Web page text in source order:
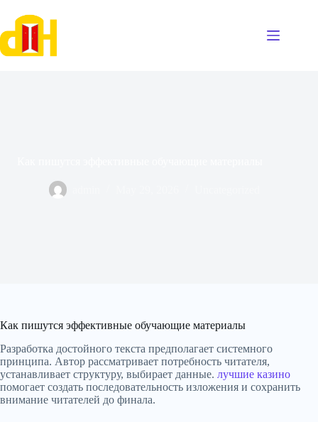
content
Как пишутся эффективные обучающие материалы
Разработка достойного текста предполагает системного
принципа. Автор рассматривает потребность читателя,
устанавливает структуру, выбирает данные. лучшие казино
помогает создать последовательность изложения и сохранить
внимание читателей до финала.